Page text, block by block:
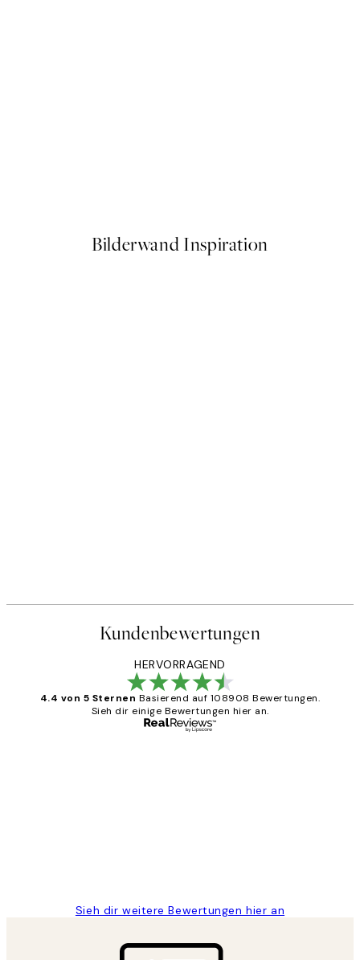
Bilderwand Inspiration
Kundenbewertungen
HERVORRAGEND
4.4 von 5 Sternen Basierend auf 108908 Bewertungen.
Sieh dir einige Bewertungen hier an.
Sieh dir weitere Bewertungen hier an